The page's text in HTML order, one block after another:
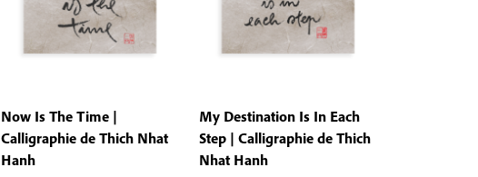
Now Is The Time |
Calligraphie de Thich Nhat
Hanh
My Destination Is In Each
Step | Calligraphie de Thich
Nhat Hanh